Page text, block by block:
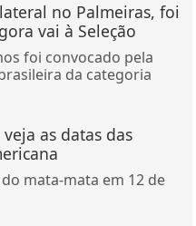
no Palmeiras, foi
vai à Seleção
foi convocado pela
da categoria
as datas das
mata-mata em 12 de